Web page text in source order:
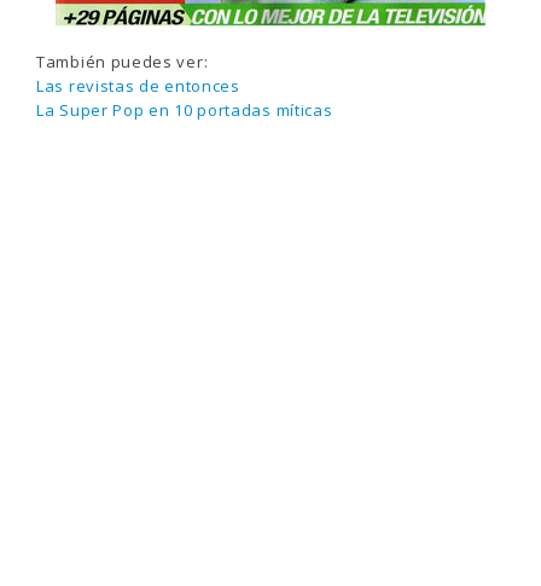
También puedes ver:
Las revistas de entonces
La Super Pop en 10 portadas míticas